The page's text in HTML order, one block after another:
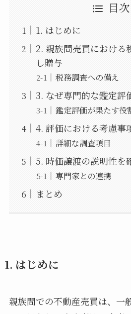
目次
1. はじめに
2. 親族間売買における
し贈与
税務調査への備え
3. なぜ専門的な鑑定評
鑑定評価が果たす役
4. 評価における考慮事
詳細な調査項目
5. 時価譲渡の説明性を
専門家との連携
まとめ
1. はじめに
親族間での不動産売買は、一